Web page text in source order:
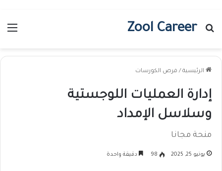
Zool Career
بحث عن
الرئيسية / فرص الكورسات
إدارة العمليات اللوجستية
وسلاسل الإمداد
منحة مجانا
يونيو 25, 2025 98 دقيقة واحدة